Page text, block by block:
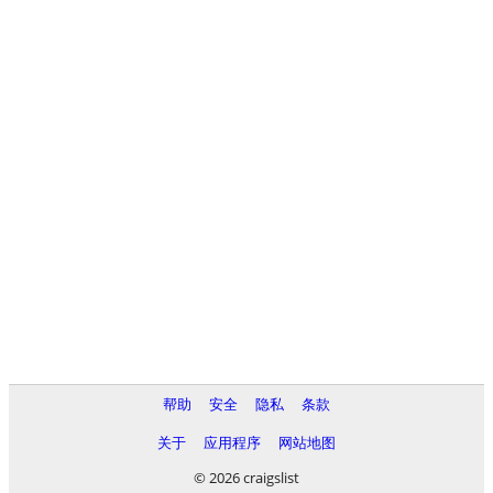
帮助 安全 隐私
条款
关于
应用程序
网站地图
© 2026 craigslist